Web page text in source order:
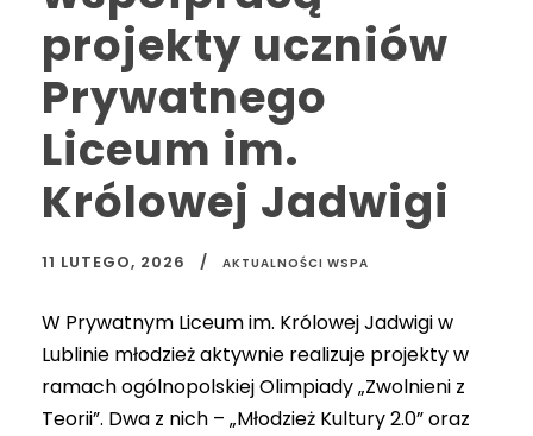
projekty uczniów
Prywatnego
Liceum im.
Królowej Jadwigi
11 LUTEGO, 2026 AKTUALNOŚCI WSPA
W Prywatnym Liceum im. Królowej Jadwigi w
Lublinie młodzież aktywnie realizuje projekty w
ramach ogólnopolskiej Olimpiady „Zwolnieni z
Teorii”. Dwa z nich – „Młodzież Kultury 2.0” oraz